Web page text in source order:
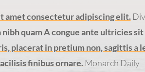
amet consectetur adipiscing elit.
nibh quam A congue ante ultricies
placerat in pretium non, sagittis a
finibus ornare. Monarch Daily